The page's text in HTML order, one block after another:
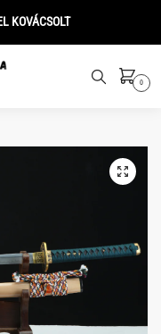
KOVÁCSOLT
0